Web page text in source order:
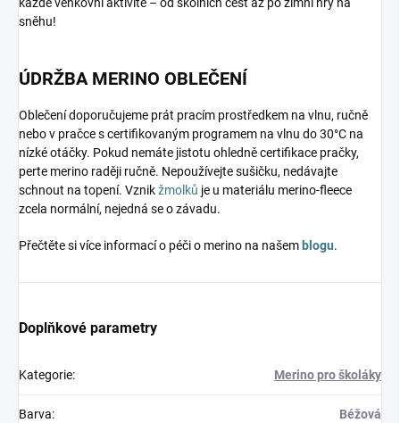
sněhu!
ÚDRŽBA MERINO OBLEČENÍ
Oblečení doporučujeme prát pracím prostředkem na vlnu, ručně
nebo v pračce s certifikovaným programem na vlnu do 30°C na
nízké otáčky. Pokud nemáte jistotu ohledně certifikace pračky,
perte merino raději ručně. Nepoužívejte sušičku, nedávajte
schnout na topení. Vznikžmolků je u materiálu merino-fleece
zcela normální, nejedná se o závadu.
Přečtěte si více informací o péči o merino na našem blogu.
Doplňkové parametry
Kategorie: Merino pro školáky
Barva: Béžová